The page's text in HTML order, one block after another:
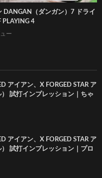
DANGAN（ダンガン）7 ドライ
PLAYING 4
ー
アイアン、X FORGED STAR ア
試打インプレッション｜ちゃ
アイアン、X FORGED STAR ア
試打インプレッション｜プロ